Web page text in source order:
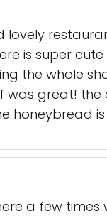
lovely
is super
the whole
was great!
honeybread
a few